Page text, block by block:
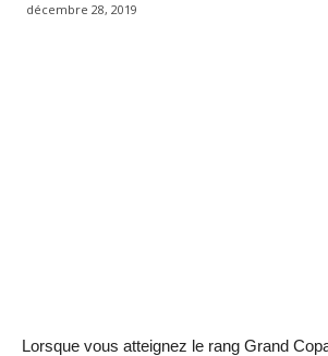
décembre 28, 2019
Lorsque vous atteignez le rang Grand